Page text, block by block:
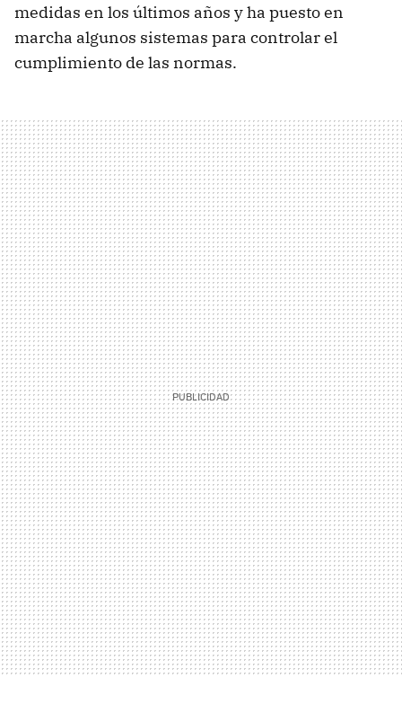
medidas en los últimos años y ha puesto en
marcha algunos sistemas para controlar el
cumplimiento de las normas.